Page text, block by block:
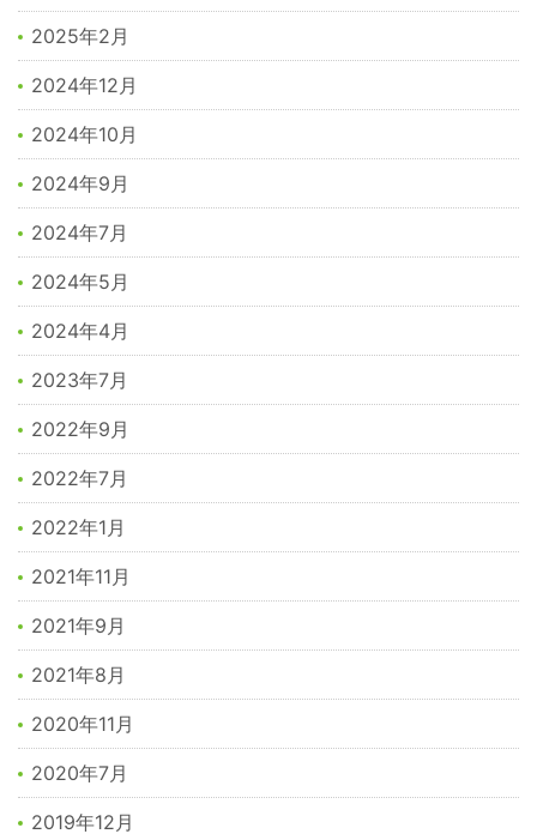
2025年2月
2024年12月
2024年10月
2024年9月
2024年7月
2024年5月
2024年4月
2023年7月
2022年9月
2022年7月
2022年1月
2021年11月
2021年9月
2021年8月
2020年11月
2020年7月
2019年12月